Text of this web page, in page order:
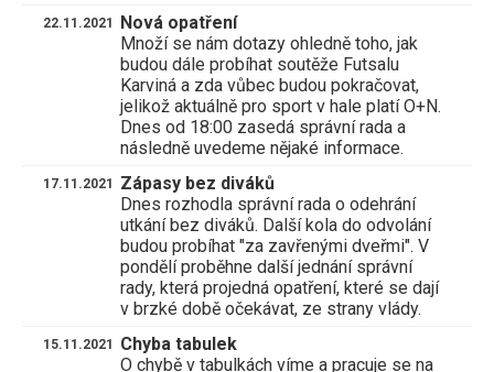
22.11.2021
Nová opatření
Množí se nám dotazy ohledně toho, jak
budou dále probíhat soutěže Futsalu
Karviná a zda vůbec budou pokračovat,
jelikož aktuálně pro sport v hale platí O+N.
Dnes od 18:00 zasedá správní rada a
následně uvedeme nějaké informace.
17.11.2021
Zápasy bez diváků
Dnes rozhodla správní rada o odehrání
utkání bez diváků. Další kola do odvolání
budou probíhat "za zavřenými dveřmi". V
pondělí proběhne další jednání správní
rady, která projedná opatření, které se dají
v brzké době očekávat, ze strany vlády.
15.11.2021
Chyba tabulek
O chybě v tabulkách víme a pracuje se na